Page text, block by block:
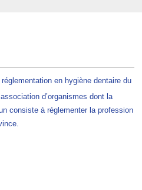
en hygiène dentaire du
d’organismes dont la
consiste à réglementer la profession